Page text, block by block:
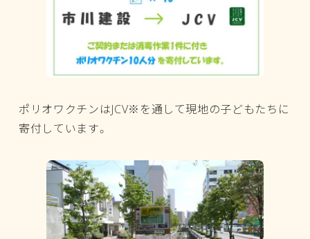
ポリオワクチンはJCV※を通して現地の子どもたちに
寄付しています。